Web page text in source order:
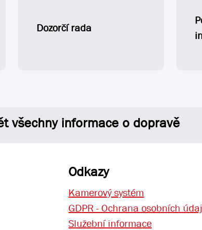
Dozorčí rada
všechny informace o dopravě
Odkazy
Kamerový systém
GDPR - Ochrana osobních
Služební informace